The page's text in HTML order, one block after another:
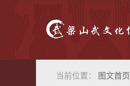
当前位置： 图文首页